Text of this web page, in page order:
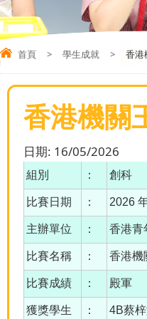
首頁 > 學生成就 > 香港
香港機關
日期: 16/05/2026
組別 ： 創科
比賽日期 ： 2026
主辦單位 ： 香港青
比賽名稱 ： 香港機
比賽成績 ： 殿軍
獲獎學生 ： 4B蔡